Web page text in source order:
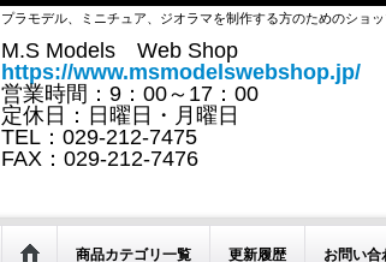
プラモデル、ミニチュア、ジオラマを制作する方のためのショ
M.S Models Web Shop
https://www.msmodelswebshop.jp/
営業時間：9：00～17：00
定休日：日曜日・月曜日
TEL：029-212-7475
FAX：029-212-7476
商品カテゴリ一覧 更新履歴 お問い合